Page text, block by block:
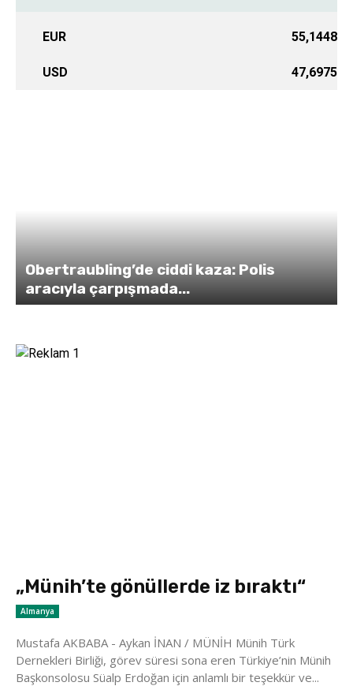
EUR 55,1448
USD 47,6975
Obertraubling’de ciddi kaza: Polis
aracıyla çarpışmada...
„Münih’te gönüllerde iz bıraktı“
Almanya
Mustafa AKBABA - Aykan İNAN / MÜNİH Münih Türk
Dernekleri Birliği, görev süresi sona eren Türkiye’nin Münih
Başkonsolosu Süalp Erdoğan için anlamlı bir teşekkür ve...